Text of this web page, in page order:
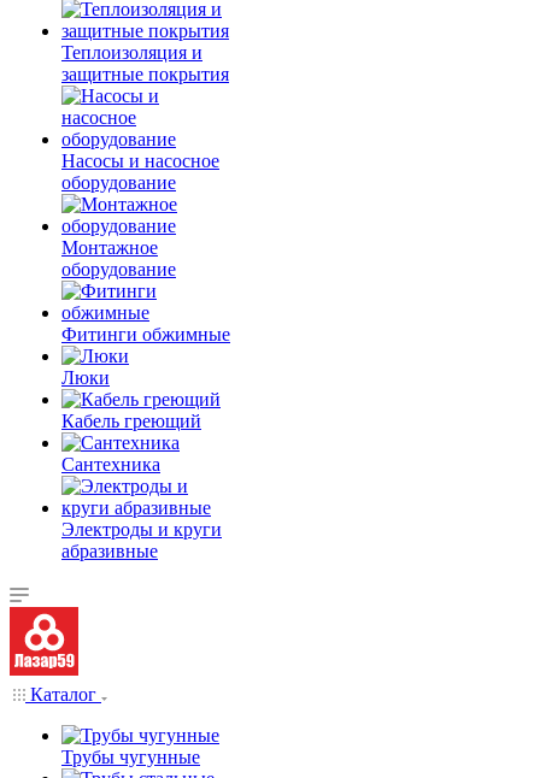
Теплоизоляция и
защитные покрытия
Насосы и насосное
оборудование
Монтажное
оборудование
Фитинги обжимные
Люки
Кабель греющий
Сантехника
Электроды и круги
абразивные
Каталог
Трубы чугунные